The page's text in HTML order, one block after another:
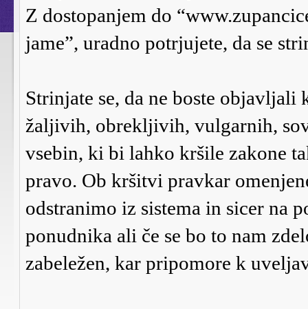
Z dostopanjem do
jame”, uradno potrjujete, da se
Strinjate se, da ne boste
žaljivih, obrekljivih, vulgarnih,
vsebin, ki bi lahko kršile zakone
pravo. Ob kršitvi pravkar
odstranimo iz sistema in sicer na
ponudnika ali če se bo to nam
zabeležen, kar pripomore k